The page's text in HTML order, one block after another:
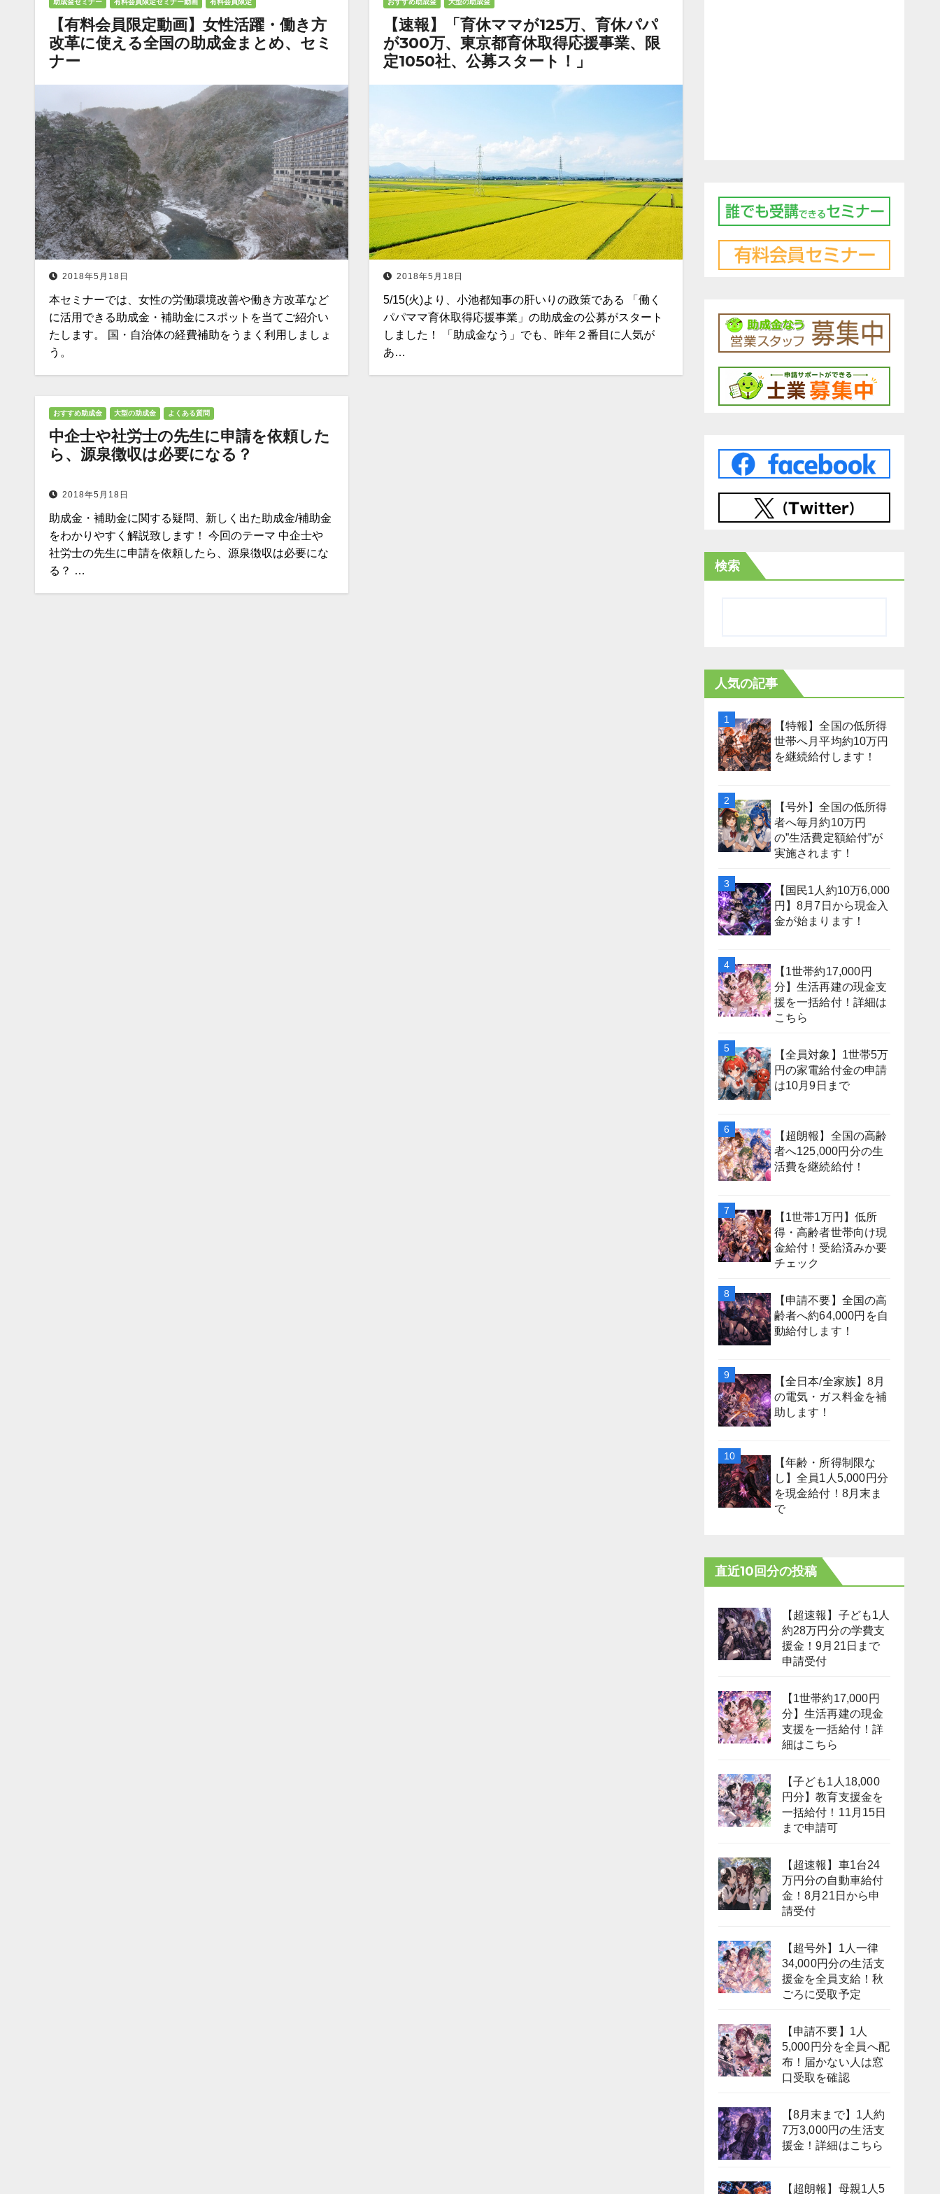
助成金セミナー 有料会員限定セミナー動画 有料会員限定
【有料会員限定動画】女性活躍・働き方
改革に使える全国の助成金まとめ、セミ
ナー
2018年5月18日
本セミナーでは、女性の労働環境改善や働き方改革など
に活用できる助成金・補助金にスポットを当てご紹介い
たします。 国・自治体の経費補助をうまく利用しましょ
う。
おすすめ助成金 大型の助成金
【速報】「育休ママが125万、育休パパ
が300万、東京都育休取得応援事業、限
定1050社、公募スタート！」
2018年5月18日
5/15(火)より、小池都知事の肝いりの政策である 「働く
パパママ育休取得応援事業」の助成金の公募がスタート
しました！ 「助成金なう」でも、昨年２番目に人気が
あ…
おすすめ助成金 大型の助成金 よくある質問
中企士や社労士の先生に申請を依頼した
ら、源泉徴収は必要になる？
2018年5月18日
助成金・補助金に関する疑問、新しく出た助成金/補助金
をわかりやすく解説致します！ 今回のテーマ 中企士や
社労士の先生に申請を依頼したら、源泉徴収は必要にな
る？ …
検索
人気の記事
【特報】全国の低所得
世帯へ月平均約10万円
を継続給付します！
【号外】全国の低所得
者へ毎月約10万円
の”生活費定額給付”が
実施されます！
【国民1人約10万6,000
円】8月7日から現金入
金が始まります！
【1世帯約17,000円
分】生活再建の現金支
援を一括給付！詳細は
こちら
【全員対象】1世帯5万
円の家電給付金の申請
は10月9日まで
【超朗報】全国の高齢
者へ125,000円分の生
活費を継続給付！
【1世帯1万円】低所
得・高齢者世帯向け現
金給付！受給済みか要
チェック
【申請不要】全国の高
齢者へ約64,000円を自
動給付します！
【全日本/全家族】8月
の電気・ガス料金を補
助します！
【年齢・所得制限な
し】全員1人5,000円分
を現金給付！8月末ま
で
直近10回分の投稿
【超速報】子ども1人
約28万円分の学費支
援金！9月21日まで
申請受付
【1世帯約17,000円
分】生活再建の現金
支援を一括給付！詳
細はこちら
【子ども1人18,000
円分】教育支援金を
一括給付！11月15日
まで申請可
【超速報】車1台24
万円分の自動車給付
金！8月21日から申
請受付
【超号外】1人一律
34,000円分の生活支
援金を全員支給！秋
ごろに受取予定
【申請不要】1人
5,000円分を全員へ配
布！届かない人は窓
口受取を確認
【8月末まで】1人約
7万3,000円の生活支
援金！詳細はこちら
【超朗報】母親1人5